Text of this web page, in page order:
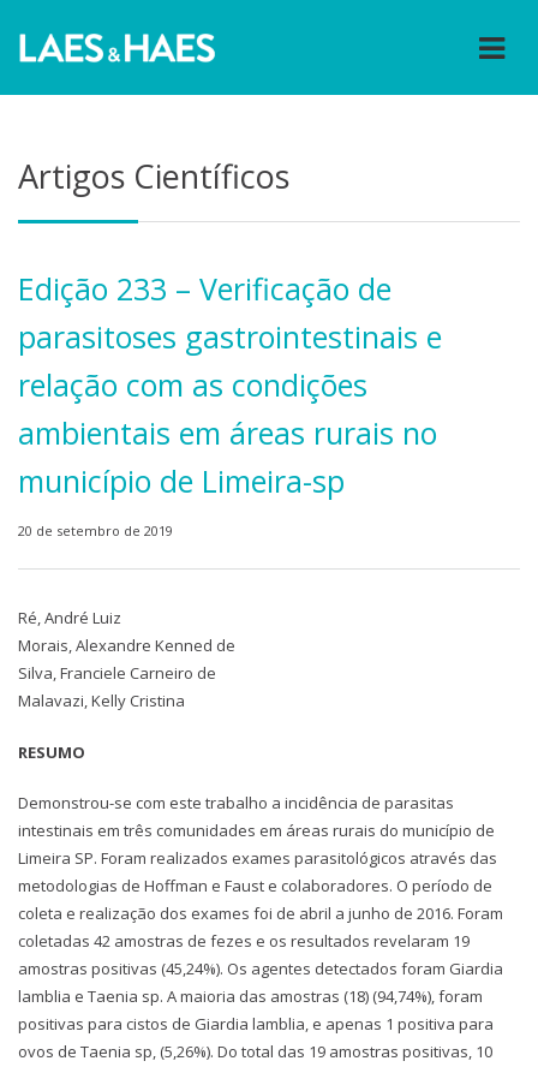
Artigos Científicos
Edição 233 – Verificação de
parasitoses gastrointestinais e
relação com as condições
ambientais em áreas rurais no
município de Limeira-sp
20 de setembro de 2019
Ré, André Luiz
Morais, Alexandre Kenned de
Silva, Franciele Carneiro de
Malavazi, Kelly Cristina
RESUMO
Demonstrou-se com este trabalho a incidência de parasitas
intestinais em três comunidades em áreas rurais do município de
Limeira SP. Foram realizados exames parasitológicos através das
metodologias de Hoffman e Faust e colaboradores. O período de
coleta e realização dos exames foi de abril a junho de 2016. Foram
coletadas 42 amostras de fezes e os resultados revelaram 19
amostras positivas (45,24%). Os agentes detectados foram Giardia
lamblia e Taenia sp. A maioria das amostras (18) (94,74%), foram
positivas para cistos de Giardia lamblia, e apenas 1 positiva para
ovos de Taenia sp, (5,26%). Do total das 19 amostras positivas, 10